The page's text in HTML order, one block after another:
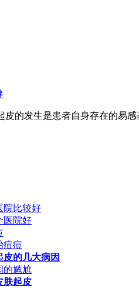
皮的发生是患者自身存在的易
院比较好
医院好
痘痘
皮的几大病因
的尴尬
肤起皮